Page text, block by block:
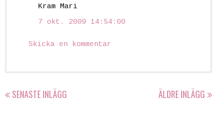
Kram Mari
7 okt. 2009 14:54:00
Skicka en kommentar
SENASTE INLÄGG ÄLDRE INLÄGG